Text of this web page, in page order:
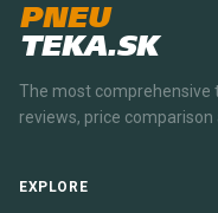
PNEU
TEKA.SK
The most comprehensive
reviews, price comparison
EXPLORE